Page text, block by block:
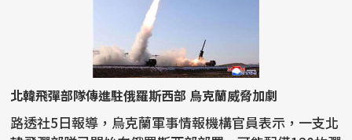
北韓飛彈部隊傳進駐俄羅斯西部 烏克蘭威脅加劇
路透社5日報導，烏克蘭軍事情報機構官員表示，一支北